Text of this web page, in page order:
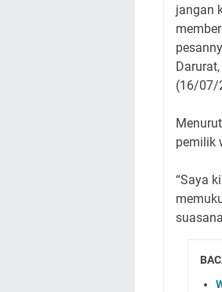
jangan
(16/07/
pemilik
“Saya